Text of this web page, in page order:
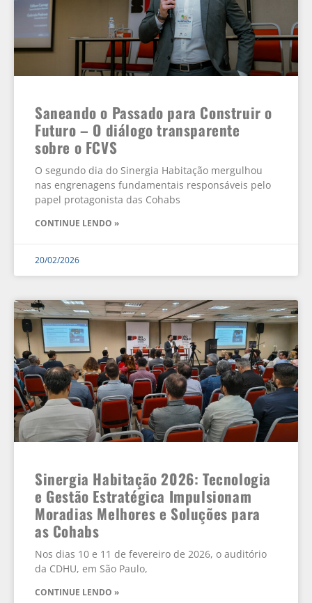
Saneando o Passado para Construir o
Futuro – O diálogo transparente
sobre o FCVS
O segundo dia do Sinergia Habitação mergulhou
nas engrenagens fundamentais responsáveis pelo
papel protagonista das Cohabs
CONTINUE LENDO »
20/02/2026
Sinergia Habitação 2026: Tecnologia
e Gestão Estratégica Impulsionam
Moradias Melhores e Soluções para
as Cohabs
Nos dias 10 e 11 de fevereiro de 2026, o auditório
da CDHU, em São Paulo,
CONTINUE LENDO »